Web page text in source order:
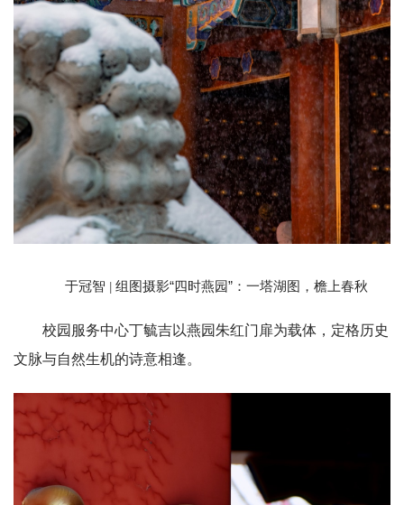
于冠智 组图摄影“四时燕园”：一塔湖图，檐上春秋
校园服务中心丁毓吉以燕园朱红门扉为载体，定格历史
文脉与自然生机的诗意相逢。